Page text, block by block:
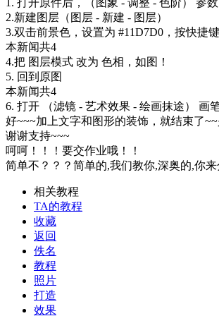
2.新建图层（图层 - 新建 - 图层）
3.双击前景色，设置为 #11D7D0，按快捷
本新闻共4
4.把 图层模式 改为 色相，如图！
5. 回到原图
本新闻共4
6. 打开 （滤镜 - 艺术效果 - 绘画抹途） 画
好~~~加上文字和图形的装饰，就结束了~~
谢谢支持~~~
呵呵！！！要交作业哦！！
简单不？？？简单的,我们教你,深奥的,你来
相关教程
TA的教程
收藏
返回
佚名
教程
照片
打造
效果